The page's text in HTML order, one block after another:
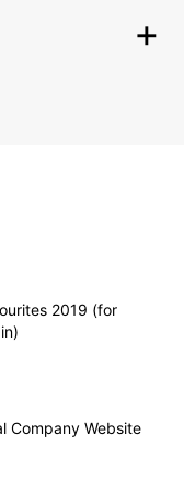
2019 (for
Company Website